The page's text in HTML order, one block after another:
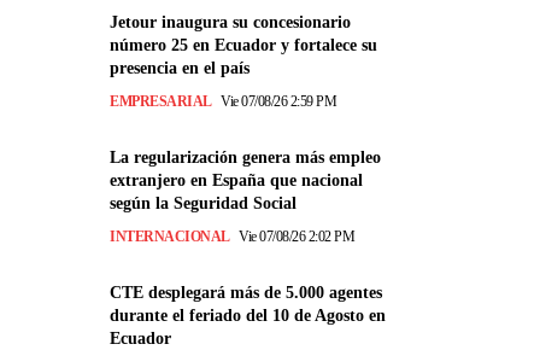
Jetour inaugura su concesionario
número 25 en Ecuador y fortalece su
presencia en el país
EMPRESARIAL Vie 07/08/26 2:59 PM
La regularización genera más empleo
extranjero en España que nacional
según la Seguridad Social
INTERNACIONAL Vie 07/08/26 2:02 PM
CTE desplegará más de 5.000 agentes
durante el feriado del 10 de Agosto en
Ecuador